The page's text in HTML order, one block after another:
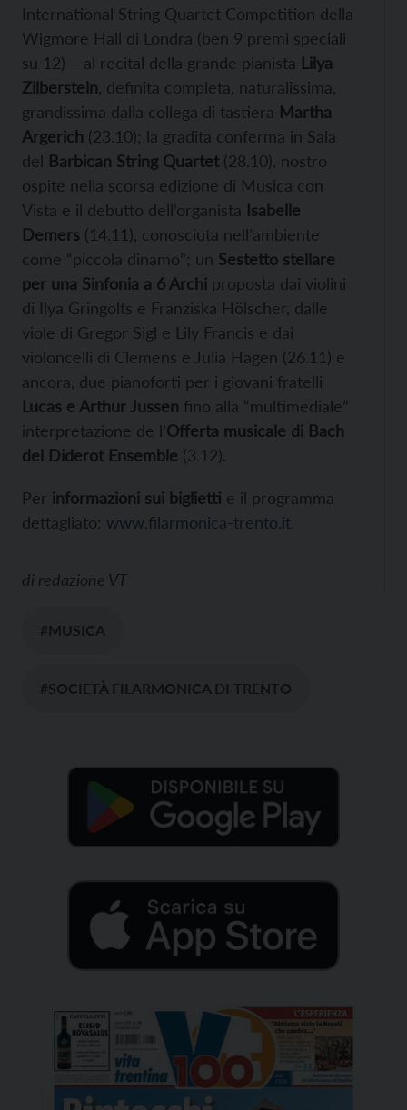
International String Quartet Competition della
Wigmore Hall di Londra (ben 9 premi speciali
su 12) – al recital della grande pianista Lilya
Zilberstein , definita completa, naturalissima,
grandissima dalla collega di tastiera Martha
Argerich (23.10); la gradita conferma in Sala
del Barbican String Quartet(28.10), nostro
ospite nella scorsa edizione di Musica con
Vista e il debutto dell’organista Isabelle
Demers (14.11), conosciuta nell’ambiente
come “piccola dinamo”; un Sestetto stellare
per una Sinfonia a 6 Archi proposta dai violini
di Ilya Gringolts e Franziska Hölscher, dalle
viole di Gregor Sigl e Lily Francis e dai
violoncelli di Clemens e Julia Hagen (26.11) e
ancora, due pianoforti per i giovani fratelli
Lucas e Arthur Jussen fino alla “multimediale”
interpretazione de l’Offerta musicale di Bach
del Diderot Ensemble (3.12).
Per informazioni sui biglietti e il programma
dettagliato: www.filarmonica-trento.it.
di redazione VT
#MUSICA
#SOCIETÀ FILARMONICA DI TRENTO